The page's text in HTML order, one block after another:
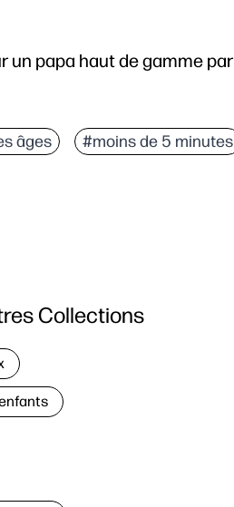
un papa haut de gamme par
âges #moins de 5 minutes
Collections